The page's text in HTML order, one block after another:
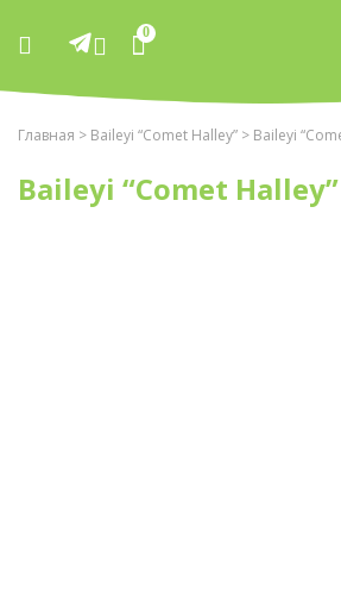
0
Главная > Baileyi “Comet Halley” > Baileyi
Baileyi “Comet Halley”